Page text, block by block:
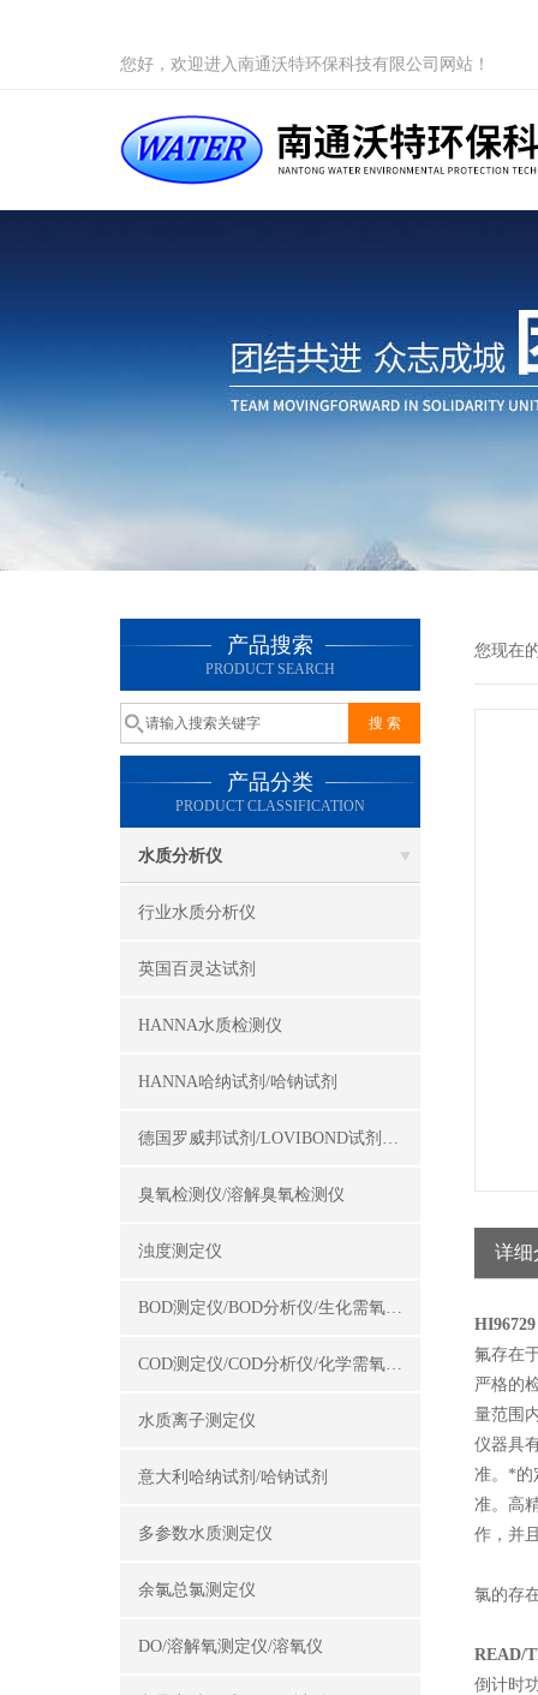
您好，欢迎进入南通沃特环保科技有限公司网站！
产品搜索
PRODUCT SEARCH
产品分类
PRODUCT CLASSIFICATION
水质分析仪
行业水质分析仪
英国百灵达试剂
HANNA水质检测仪
HANNA哈纳试剂/哈钠试剂
德国罗威邦试剂/LOVIBOND试剂/罗威邦试剂
臭氧检测仪/溶解臭氧检测仪
浊度测定仪
BOD测定仪/BOD分析仪/生化需氧量测定仪
COD测定仪/COD分析仪/化学需氧量测定仪
水质离子测定仪
意大利哈纳试剂/哈钠试剂
多参数水质测定仪
余氯总氯测定仪
DO/溶解氧测定仪/溶氧仪
您现在
详细
氟存在
严格的
量范围
仪器具
准。*的
准。高
作，并
氯的存
READ/
倒计时